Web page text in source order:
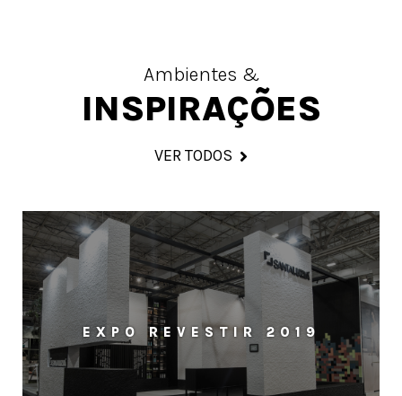
Ambientes &
INSPIRAÇÕES
VER TODOS
EXPO REVESTIR 2019